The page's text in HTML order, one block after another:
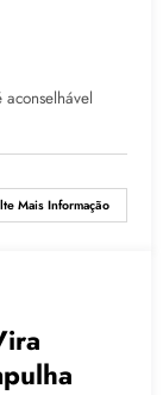
Mais Informação